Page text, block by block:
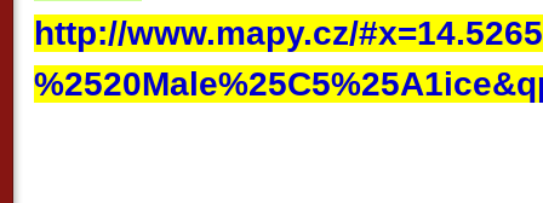
http://www.mapy.cz/